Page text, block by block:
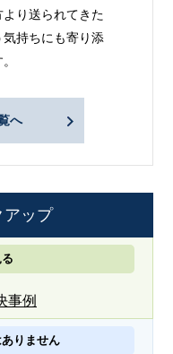
り送られてきた
持ちにも寄り添
へ
アップ
事例
りません